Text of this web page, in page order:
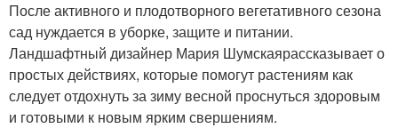
После активного и плодотворного вегетативного сезона
сад нуждается в уборке, защите и питании.
Ландшафтный дизайнер Мария Шумскаярассказывает о
простых действиях, которые помогут растениям как
следует отдохнуть за зиму весной проснуться здоровым
и готовыми к новым ярким свершениям.